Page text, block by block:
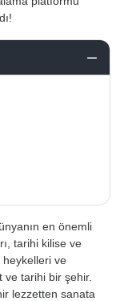
en önemli
tarihi kilise ve
heykelleri ve
ve tarihi bir şehir.
lezzetten sanata